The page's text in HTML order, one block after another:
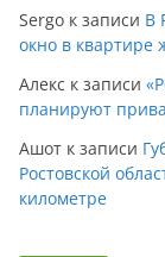
Sergo к записи В
окно в квартире
Алекс к записи
планируют
Ашот к записи
Ростовской
километре